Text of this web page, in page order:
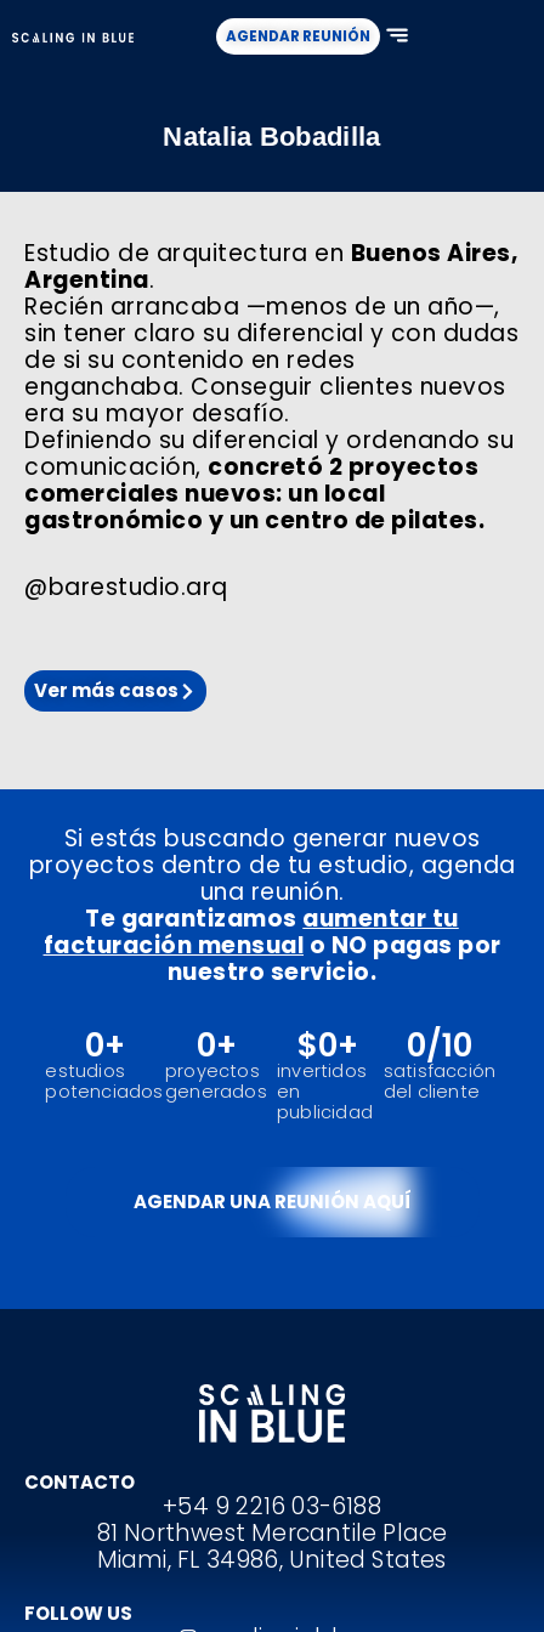
AGENDAR REUNIÓN
Natalia Bobadilla
Estudio de arquitectura en Buenos Aires,
Argentina.
Recién arrancaba —menos de un año—,
sin tener claro su diferencial y con dudas
de si su contenido en redes
enganchaba. Conseguir clientes nuevos
era su mayor desafío.
Definiendo su diferencial y ordenando su
comunicación, concretó 2 proyectos
comerciales nuevos: un local
gastronómico y un centro de pilates.
@barestudio.arq
Ver más casos
Si estás buscando generar nuevos
proyectos dentro de tu estudio, agenda
una reunión.
Te garantizamos aumentar tu
facturación mensual o NO pagas por
nuestro servicio.
estudios
potenciados
0+
proyectos
generados
0+
invertidos
en
publicidad
$0+
satisfacción
del cliente
0/10
AGENDAR UNA REUNIÓN AQUÍ
CONTACTO
+54 9 2216 03-6188
81 Northwest Mercantile Place
Miami, FL 34986, United States
FOLLOW US